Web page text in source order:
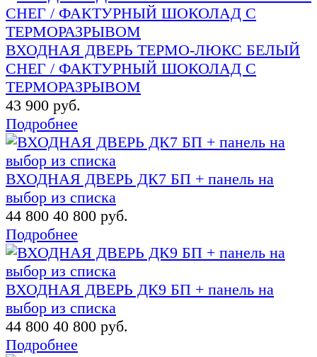
ВХОДНАЯ ДВЕРЬ ТЕРМО-ЛЮКС БЕЛЫЙ
СНЕГ / ФАКТУРНЫЙ ШОКОЛАД С
ТЕРМОРАЗРЫВОМ
43 900 руб.
Подробнее
ВХОДНАЯ ДВЕРЬ ДК7 БП + панель на
выбор из списка
44 800 40 800 руб.
Подробнее
ВХОДНАЯ ДВЕРЬ ДК9 БП + панель на
выбор из списка
44 800 40 800 руб.
Подробнее